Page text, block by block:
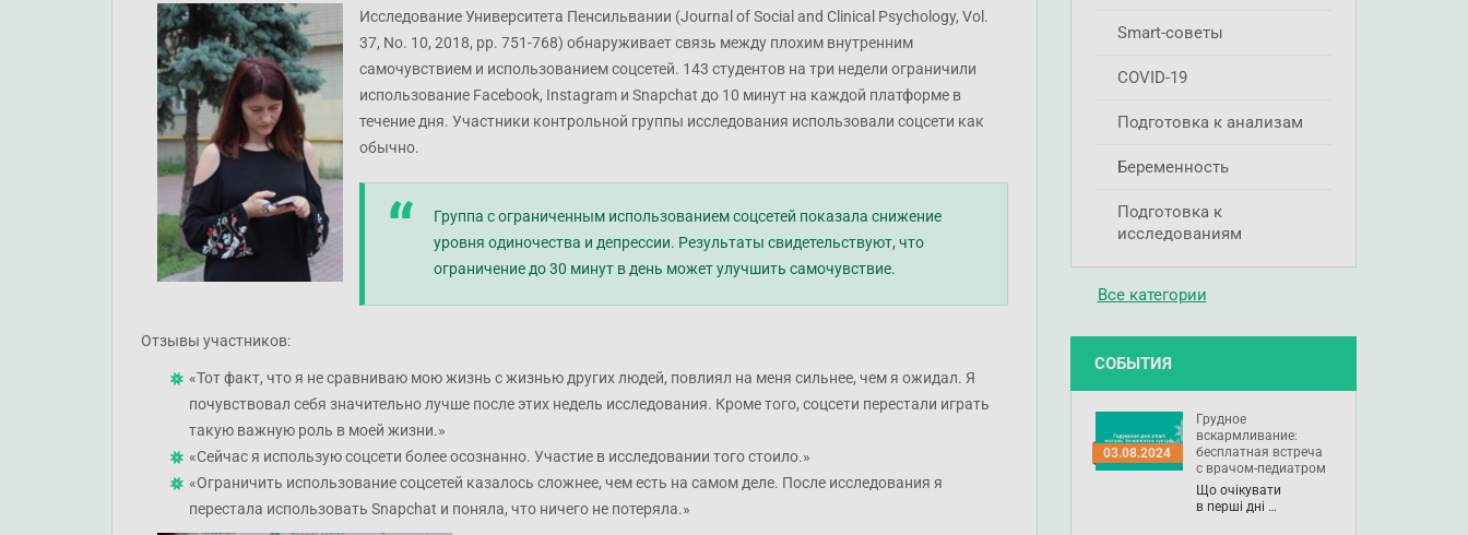
Исследование Университета Пенсильвании (Journal of Social and Clinical Psychology, Vol.
37, No. 10, 2018, pp. 751-768) обнаруживает связь между плохим внутренним
самочувствием и использованием соцсетей. 143 студентов на три недели ограничили
использование Facebook, Instagram и Snapchat до 10 минут на каждой платформе в
течение дня. Участники контрольной группы исследования использовали соцсети как
обычно.
Группа с ограниченным использованием соцсетей показала снижение
уровня одиночества и депрессии. Результаты свидетельствуют, что
ограничение до 30 минут в день может улучшить самочувствие.
Отзывы участников:
«Тот факт, что я не сравниваю мою жизнь с жизнью других людей, повлиял на меня сильнее, чем я ожидал. Я
почувствовал себя значительно лучше после этих недель исследования. Кроме того, соцсети перестали играть
такую важную роль в моей жизни.»
«Сейчас я использую соцсети более осознанно. Участие в исследовании того стоило.»
«Ограничить использование соцсетей казалось сложнее, чем есть на самом деле. После исследования я
перестала использовать Snapchat и поняла, что ничего не потеряла.»
Smart-советы
COVID-19
Подготовка к анализам
Беременность
Подготовка к
исследованиям
Все категории
СОБЫТИЯ
03.08.2024
Грудное
вскармливание:
бесплатная встреча
с врачом-педиатром
Що очікувати
в перші дні …